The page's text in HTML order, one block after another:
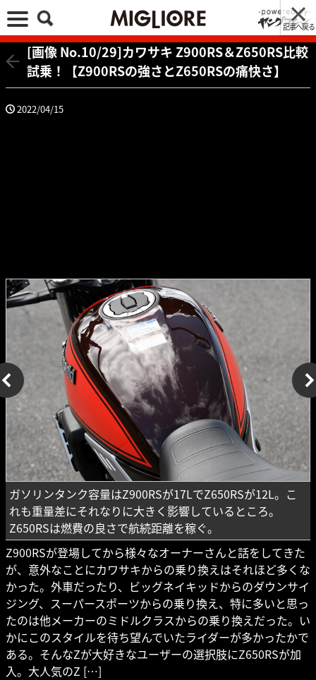
記事へ戻る
[画像 No.10/29]カワサキ Z900RS＆Z650RS比較
試乗！【Z900RSの強さとZ650RSの痛快さ】
2022/04/15
ガソリンタンク容量はZ900RSが17LでZ650RSが12L。こ
れも重量差にそれなりに大きく影響しているところ。
Z650RSは燃費の良さで航続距離を稼ぐ。
Z900RSが登場してから様々なオーナーさんと話をしてきた
が、意外なことにカワサキからの乗り換えはそれほど多くな
かった。外車だったり、ビッグネイキッドからのダウンサイ
ジング、スーパースポーツからの乗り換え、特に多いと思っ
たのは他メーカーのミドルクラスからの乗り換えだった。い
かにこのスタイルを待ち望んでいたライダーが多かったかで
ある。そんなZが大好きなユーザーの選択肢にZ650RSが加
入。大人気のZ […]